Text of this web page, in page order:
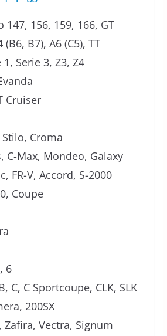
147, 156, 159, 166, GT
(B6, B7), A6 (C5), TT
Serie 3, Z3, Z4
Cruiser
Croma
C-Max, Mondeo, Galaxy
FR-V, Accord, S-2000
Coupe
6
C, C Sportcoupe, CLK, SLK
200SX
Zafira, Vectra, Signum